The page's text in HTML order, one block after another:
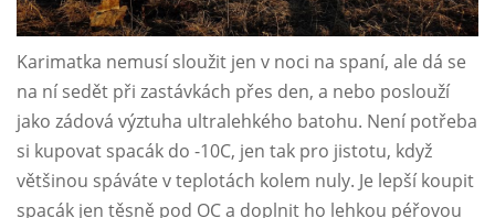
Karimatka nemusí sloužit jen v noci na spaní, ale dá se
na ní sedět při zastávkách přes den, a nebo poslouží
jako zádová výztuha ultralehkého batohu. Není potřeba
si kupovat spacák do -10C, jen tak pro jistotu, když
většinou spáváte v teplotách kolem nuly. Je lepší koupit
spacák jen těsně pod OC a doplnit ho lehkou péřovou